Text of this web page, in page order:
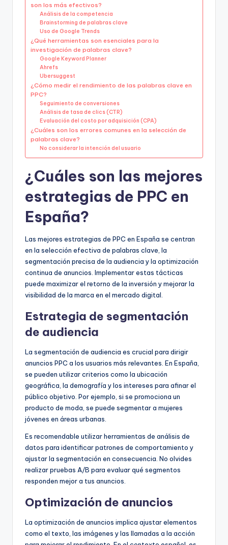
son los más efectivos?
Análisis de la competencia
Brainstorming de palabras clave
Uso de Google Trends
¿Qué herramientas son esenciales para la
investigación de palabras clave?
Google Keyword Planner
Ahrefs
Ubersuggest
¿Cómo medir el rendimiento de las palabras clave en
PPC?
Seguimiento de conversiones
Análisis de tasa de clics (CTR)
Evaluación del costo por adquisición (CPA)
¿Cuáles son los errores comunes en la selección de
palabras clave?
No considerar la intención del usuario
¿Cuáles son las mejores
estrategias de PPC en
España?
Las mejores estrategias de PPC en España se centran
en la selección efectiva de palabras clave, la
segmentación precisa de la audiencia y la optimización
continua de anuncios. Implementar estas tácticas
puede maximizar el retorno de la inversión y mejorar la
visibilidad de la marca en el mercado digital.
Estrategia de segmentación
de audiencia
La segmentación de audiencia es crucial para dirigir
anuncios PPC a los usuarios más relevantes. En España,
se pueden utilizar criterios como la ubicación
geográfica, la demografía y los intereses para afinar el
público objetivo. Por ejemplo, si se promociona un
producto de moda, se puede segmentar a mujeres
jóvenes en áreas urbanas.
Es recomendable utilizar herramientas de análisis de
datos para identificar patrones de comportamiento y
ajustar la segmentación en consecuencia. No olvides
realizar pruebas A/B para evaluar qué segmentos
responden mejor a tus anuncios.
Optimización de anuncios
La optimización de anuncios implica ajustar elementos
como el texto, las imágenes y las llamadas a la acción